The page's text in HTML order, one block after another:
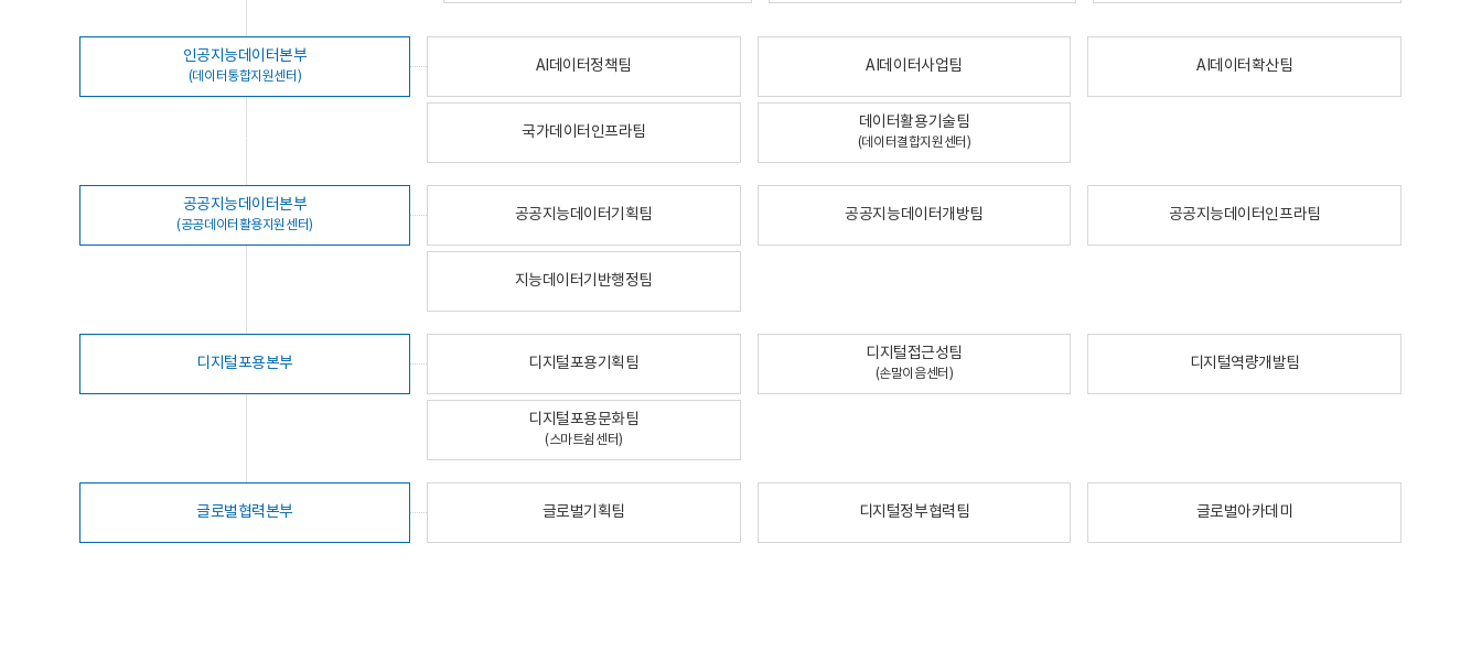
인공지능데이터본부
(데이터통합지원센터)
AI데이터정책팀 AI데이터사업팀 AI데이터확산팀
국가데이터인프라팀
데이터활용기술팀
(데이터결합지원센터)
공공지능데이터본부
(공공데이터활용지원센터)
공공지능데이터기획팀 공공지능데이터개방팀 공공지능데이터인프라팀
지능데이터기반행정팀
디지털포용본부 디지털포용기획팀
디지털접근성팀
(손말이음센터)
디지털역량개발팀
디지털포용문화팀
(스마트쉼센터)
글로벌협력본부 글로벌기획팀 디지털정부협력팀 글로벌아카데미